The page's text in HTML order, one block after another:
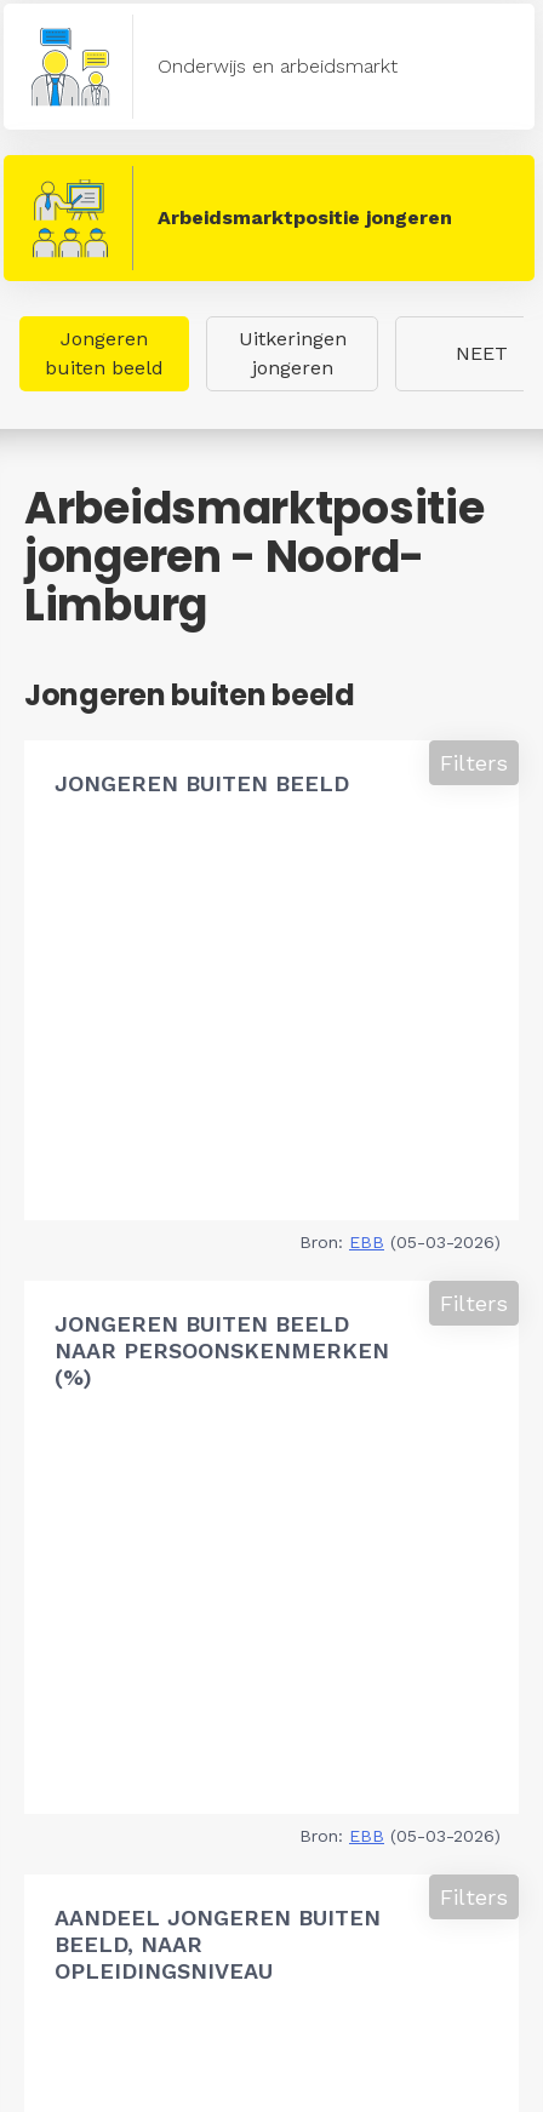
Onderwijs en arbeidsmarkt
Arbeidsmarktpositie jongeren
Jongeren
buiten beeld
Uitkeringen
jongeren
NEET
Arbeidsmarktpositie
jongeren - Noord-
Limburg
Jongeren buiten beeld
JONGEREN BUITEN BEELD
Filters
Bron: EBB (05-03-2026)
JONGEREN BUITEN BEELD
NAAR PERSOONSKENMERKEN
(%)
Filters
Bron: EBB (05-03-2026)
AANDEEL JONGEREN BUITEN
BEELD, NAAR
OPLEIDINGSNIVEAU
Filters